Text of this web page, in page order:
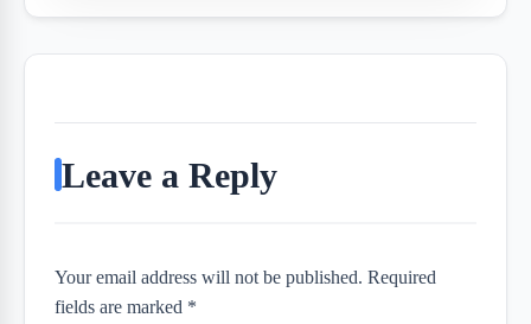
Leave a Reply
Your email address will not be published. Required
fields are marked *